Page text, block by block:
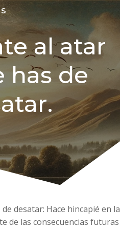
al atar
has de
desatar: Hace hincapié en la
de las consecuencias futuras